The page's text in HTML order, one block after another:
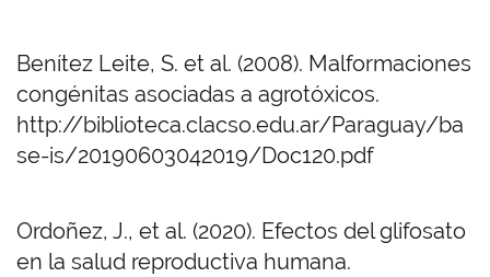
Benítez Leite, S. et al. (2008). Malformaciones
congénitas asociadas a agrotóxicos.
http://biblioteca.clacso.edu.ar/Paraguay/ba
se-is/20190603042019/Doc120.pdf
Ordoñez, J., et al. (2020). Efectos del glifosato
en la salud reproductiva humana.